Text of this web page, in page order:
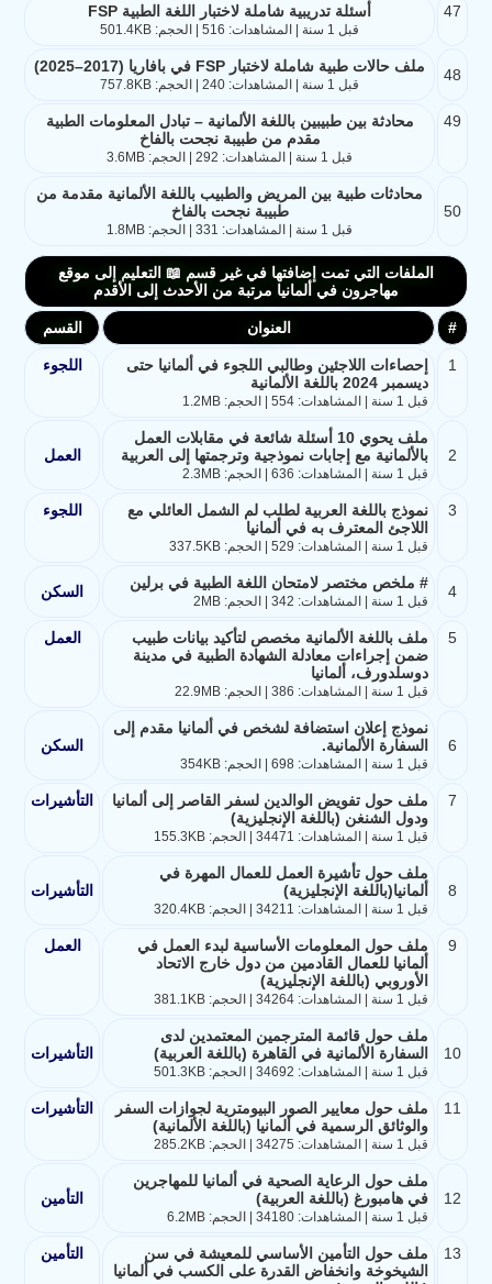
47 أسئلة تدريبية شاملة لاختبار اللغة الطبية FSP
قبل 1 سنة | المشاهدات: 516 | الحجم: 501.4KB
48 ملف حالات طبية شاملة لاختبار FSP في بافاريا (2017–2025)
قبل 1 سنة | المشاهدات: 240 | الحجم: 757.8KB
49
محادثة بين طبيبين باللغة الألمانية – تبادل المعلومات الطبية
مقدم من طبيبة نجحت بالفاخ
قبل 1 سنة | المشاهدات: 292 | الحجم: 3.6MB
50
محادثات طبية بين المريض والطبيب باللغة الألمانية مقدمة من
طبيبة نجحت بالفاخ
قبل 1 سنة | المشاهدات: 331 | الحجم: 1.8MB
الملفات التي تمت إضافتها في غير قسم 📖 التعليم إلى موقع
مهاجرون في ألمانيا مرتبة من الأحدث إلى الأقدم
# العنوان القسم
1
إحصاءات اللاجئين وطالبي اللجوء في ألمانيا حتى
ديسمبر 2024 باللغة الألمانية
قبل 1 سنة | المشاهدات: 554 | الحجم: 1.2MB
اللجوء
2
ملف يحوي 10 أسئلة شائعة في مقابلات العمل
بالألمانية مع إجابات نموذجية وترجمتها إلى العربية
قبل 1 سنة | المشاهدات: 636 | الحجم: 2.3MB
العمل
3
نموذج باللغة العربية لطلب لم الشمل العائلي مع
اللاجئ المعترف به في ألمانيا
قبل 1 سنة | المشاهدات: 529 | الحجم: 337.5KB
اللجوء
4 # ملخص مختصر لامتحان اللغة الطبية في برلين
قبل 1 سنة | المشاهدات: 342 | الحجم: 2MB
السكن
5
ملف باللغة الألمانية مخصص لتأكيد بيانات طبيب
ضمن إجراءات معادلة الشهادة الطبية في مدينة
دوسلدورف، ألمانيا
قبل 1 سنة | المشاهدات: 386 | الحجم: 22.9MB
العمل
6
نموذج إعلان استضافة لشخص في ألمانيا مقدم إلى
السفارة الألمانية.
قبل 1 سنة | المشاهدات: 698 | الحجم: 354KB
السكن
7
ملف حول تفويض الوالدين لسفر القاصر إلى ألمانيا
ودول الشنغن (باللغة الإنجليزية)
قبل 1 سنة | المشاهدات: 34471 | الحجم: 155.3KB
التأشيرات
8
ملف حول تأشيرة العمل للعمال المهرة في
ألمانيا(باللغة الإنجليزية)
قبل 1 سنة | المشاهدات: 34211 | الحجم: 320.4KB
التأشيرات
9
ملف حول المعلومات الأساسية لبدء العمل في
ألمانيا للعمال القادمين من دول خارج الاتحاد
الأوروبي (باللغة الإنجليزية)
قبل 1 سنة | المشاهدات: 34264 | الحجم: 381.1KB
العمل
10
ملف حول قائمة المترجمين المعتمدين لدى
السفارة الألمانية في القاهرة (باللغة العربية)
قبل 1 سنة | المشاهدات: 34692 | الحجم: 501.3KB
التأشيرات
11
ملف حول معايير الصور البيومترية لجوازات السفر
والوثائق الرسمية في ألمانيا (باللغة الألمانية)
قبل 1 سنة | المشاهدات: 34275 | الحجم: 285.2KB
التأشيرات
12
ملف حول الرعاية الصحية في ألمانيا للمهاجرين
في هامبورغ (باللغة العربية)
قبل 1 سنة | المشاهدات: 34180 | الحجم: 6.2MB
التأمين
13
ملف حول التأمين الأساسي للمعيشة في سن
الشيخوخة وانخفاض القدرة على الكسب في ألمانيا
التأمين